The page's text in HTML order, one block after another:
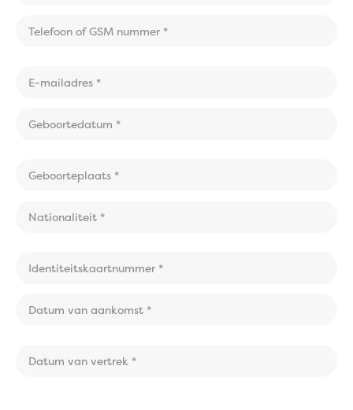
problemen met
online betalingen
Boek voorlopig rechtstreeks bij het hostel van je
zorgen ervoor dat je boeking snel en correct